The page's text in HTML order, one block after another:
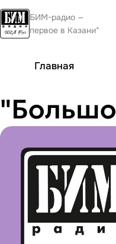
БИМ-радио —
первое в Казани*
Главная